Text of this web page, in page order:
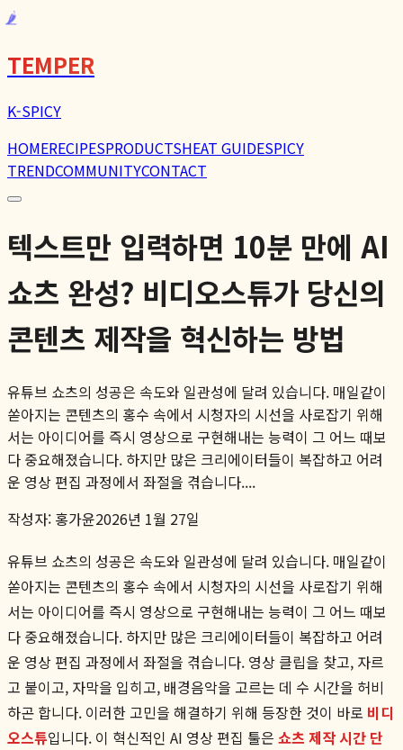
🌶️
TEMPER
K-SPICY
HOMERECIPESPRODUCTSHEAT GUIDESPICY
TRENDCOMMUNITYCONTACT
텍스트만 입력하면 10분 만에 AI
쇼츠 완성? 비디오스튜가 당신의
콘텐츠 제작을 혁신하는 방법
유튜브 쇼츠의 성공은 속도와 일관성에 달려 있습니다. 매일같이
쏟아지는 콘텐츠의 홍수 속에서 시청자의 시선을 사로잡기 위해
서는 아이디어를 즉시 영상으로 구현해내는 능력이 그 어느 때보
다 중요해졌습니다. 하지만 많은 크리에이터들이 복잡하고 어려
운 영상 편집 과정에서 좌절을 겪습니다....
작성자: 홍가윤2026년 1월 27일
유튜브 쇼츠의 성공은 속도와 일관성에 달려 있습니다. 매일같이
쏟아지는 콘텐츠의 홍수 속에서 시청자의 시선을 사로잡기 위해
서는 아이디어를 즉시 영상으로 구현해내는 능력이 그 어느 때보
다 중요해졌습니다. 하지만 많은 크리에이터들이 복잡하고 어려
운 영상 편집 과정에서 좌절을 겪습니다. 영상 클립을 찾고, 자르
고 붙이고, 자막을 입히고, 배경음악을 고르는 데 수 시간을 허비
하곤 합니다. 이러한 고민을 해결하기 위해 등장한 것이 바로 비디
오스튜입니다. 이 혁신적인 AI 영상 편집 툴은 쇼츠 제작 시간 단